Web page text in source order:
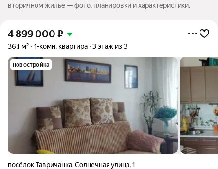
вторичном жилье — фото, планировки и характеристики.
4 899 000 ₽
36,1 м² 1-комн. квартира 3 этаж из 3
новостройка
посёлок Тавричанка,Солнечная улица,1